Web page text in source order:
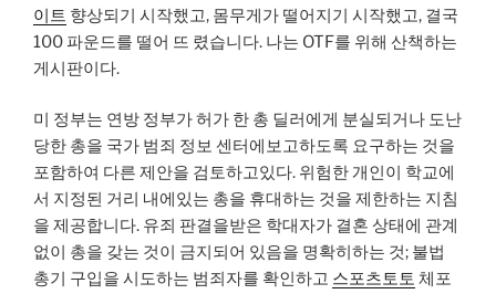
이트 향상되기 시작했고, 몸무게가 떨어지기 시작했고, 결국
100 파운드를 떨어 뜨 렸습니다. 나는 OTF를 위해 산책하는
게시판이다.
미 정부는 연방 정부가 허가 한 총 딜러에게 분실되거나 도난
당한 총을 국가 범죄 정보 센터에보고하도록 요구하는 것을
포함하여 다른 제안을 검토하고있다. 위험한 개인이 학교에
서 지정된 거리 내에있는 총을 휴대하는 것을 제한하는 지침
을 제공합니다. 유죄 판결을받은 학대자가 결혼 상태에 관계
없이 총을 갖는 것이 금지되어 있음을 명확히하는 것; 불법
총기 구입을 시도하는 범죄자를 확인하고 스포츠토토 체포